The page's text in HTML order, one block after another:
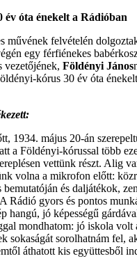
év óta énekelt a Rádióban
művének felvételén
egy férfiénekes
vezetőjének, Földényi János
kórus 30 év óta
1934. május 20-án
a Földényi-kórussal több
vettünk részt. Alig
volna a mikrofon előtt:
és daljátékok,
Rádió gyors és pontos
hangú, jó képességű
mondhatom: jó iskola volt
sokaságát sorolhatnám fel,
áthatott kis együttesből